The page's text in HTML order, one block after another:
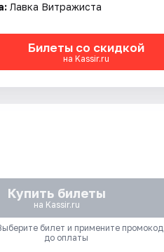
Лавка Витражиста
Билеты со скидкой
на Kassir.ru
Купить билеты
на Kassir.ru
билет и примените промокод
до оплаты